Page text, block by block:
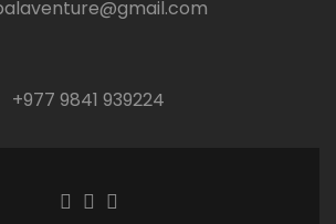
+977 9841 939224